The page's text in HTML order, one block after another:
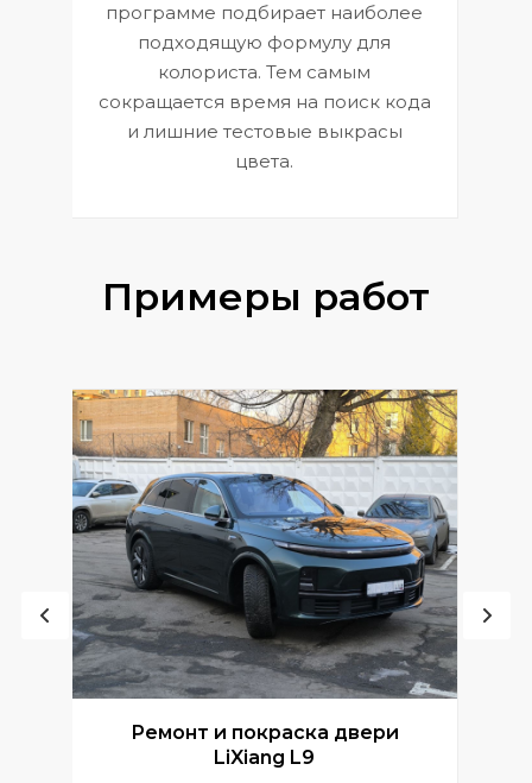
программе подбирает наиболее
подходящую формулу для
колориста. Тем самым
сокращается время на поиск кода
и лишние тестовые выкрасы
цвета.
Примеры работ
Ремонт и покраска двери
LiXiang L9